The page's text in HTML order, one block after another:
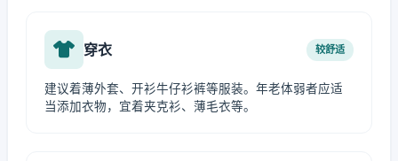
穿衣 较舒适
建议着薄外套、开衫牛仔衫裤等服装。年老体弱者应适
当添加衣物，宜着夹克衫、薄毛衣等。